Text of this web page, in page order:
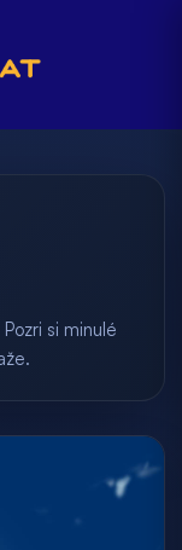
si minulé